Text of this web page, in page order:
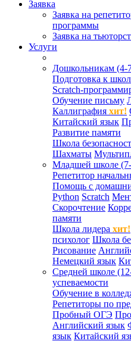
Заявка
Заявка на
программы
Заявка на
Услуги
Дошкольникам (4-
Подготовка к
Scratch-
Обучение письму
Каллиграфия хит!
Китайский язык
Развитие памяти
Школа
Шахматы
Младшей школе (7-
Репетитор
Помощь с
Python Scratch
Скорочтение
памяти
Школа лидера хит!
психолог Школа
Рисование
Немецкий язык
Средней школе
успеваемости
Обучение в
Репетиторы по
Пробный ОГЭ
Английский язык
язык Китайский